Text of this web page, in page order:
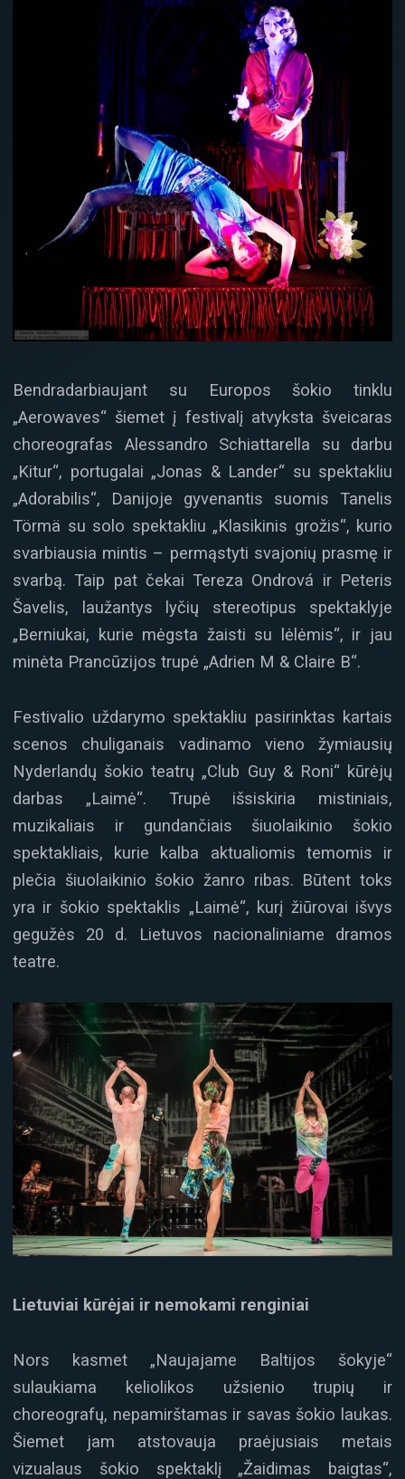
Bendradarbiaujant su Europos šokio tinklu
„Aerowaves“ šiemet į festivalį atvyksta šveicaras
choreografas Alessandro Schiattarella su darbu
„Kitur“, portugalai „Jonas & Lander“ su spektakliu
„Adorabilis“, Danijoje gyvenantis suomis Tanelis
Törmä su solo spektakliu „Klasikinis grožis“, kurio
svarbiausia mintis – permąstyti svajonių prasmę ir
svarbą. Taip pat čekai Tereza Ondrová ir Peteris
Šavelis, laužantys lyčių stereotipus spektaklyje
„Berniukai, kurie mėgsta žaisti su lėlėmis“, ir jau
minėta Prancūzijos trupė „Adrien M & Claire B“.
Festivalio uždarymo spektakliu pasirinktas kartais
scenos chuliganais vadinamo vieno žymiausių
Nyderlandų šokio teatrų „Club Guy & Roni“ kūrėjų
darbas „Laimė“. Trupė išsiskiria mistiniais,
muzikaliais ir gundančiais šiuolaikinio šokio
spektakliais, kurie kalba aktualiomis temomis ir
plečia šiuolaikinio šokio žanro ribas. Būtent toks
yra ir šokio spektaklis „Laimė“, kurį žiūrovai išvys
gegužės 20 d. Lietuvos nacionaliniame dramos
teatre.
Lietuviai kūrėjai ir nemokami renginiai
Nors kasmet „Naujajame Baltijos šokyje“
sulaukiama keliolikos užsienio trupių ir
choreografų, nepamirštamas ir savas šokio laukas.
Šiemet jam atstovauja praėjusiais metais
vizualaus šokio spektaklį „Žaidimas baigtas“,